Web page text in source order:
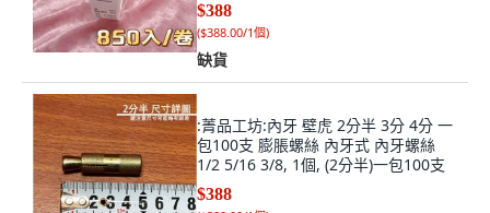
$388
($388.00/1個)
缺貨
:菁品工坊:內牙 壁虎 2分半 3分 4分 一
包100支 膨脹螺絲 內牙式 內牙螺絲
1/2 5/16 3/8, 1個, (2分半)一包100支
$388